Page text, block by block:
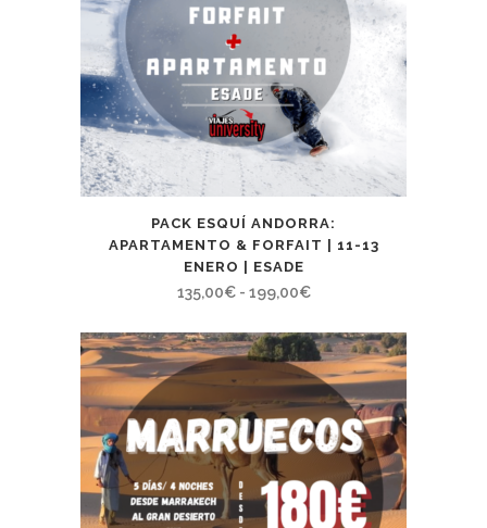
PACK ESQUÍ ANDORRA:
APARTAMENTO & FORFAIT | 11-13
ENERO | ESADE
135,00€ - 199,00€Rango
precios:
desde
135,00€
hasta
199,00€